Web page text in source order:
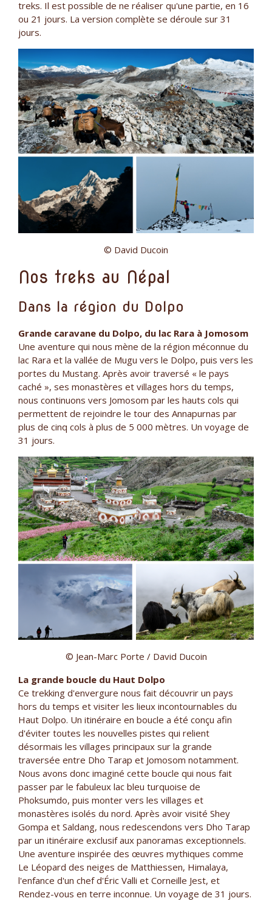
treks. Il est possible de ne réaliser qu'une partie, en 16
ou 21 jours. La version complète se déroule sur 31
jours.
© David Ducoin
Nos treks au Népal
Dans la région du Dolpo
Grande caravane du Dolpo, du lac Rara à Jomosom
Une aventure qui nous mène de la région méconnue du
lac Rara et la vallée de Mugu vers le Dolpo, puis vers les
portes du Mustang. Après avoir traversé « le pays
caché », ses monastères et villages hors du temps,
nous continuons vers Jomosom par les hauts cols qui
permettent de rejoindre le tour des Annapurnas par
plus de cinq cols à plus de 5 000 mètres. Un voyage de
31 jours.
© Jean-Marc Porte / David Ducoin
La grande boucle du Haut Dolpo
Ce trekking d'envergure nous fait découvrir un pays
hors du temps et visiter les lieux incontournables du
Haut Dolpo. Un itinéraire en boucle a été conçu afin
d'éviter toutes les nouvelles pistes qui relient
désormais les villages principaux sur la grande
traversée entre Dho Tarap et Jomosom notamment.
Nous avons donc imaginé cette boucle qui nous fait
passer par le fabuleux lac bleu turquoise de
Phoksumdo, puis monter vers les villages et
monastères isolés du nord. Après avoir visité Shey
Gompa et Saldang, nous redescendons vers Dho Tarap
par un itinéraire exclusif aux panoramas exceptionnels.
Une aventure inspirée des œuvres mythiques comme
Le Léopard des neiges de Matthiessen, Himalaya,
l'enfance d'un chef d'Éric Valli et Corneille Jest, et
Rendez-vous en terre inconnue. Un voyage de 31 jours.